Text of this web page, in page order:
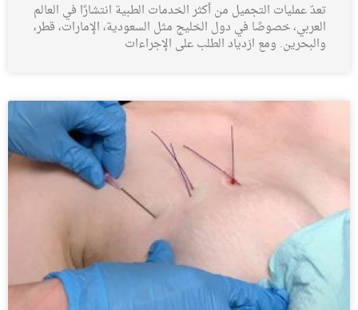
تعدّ عمليات التجميل من أكثر الخدمات الطبية انتشارًا في العالم
العربي، خصوصًا في دول الخليج مثل السعودية، الإمارات، قطر،
والبحرين. ومع ازدياد الطلب على الإجراءات